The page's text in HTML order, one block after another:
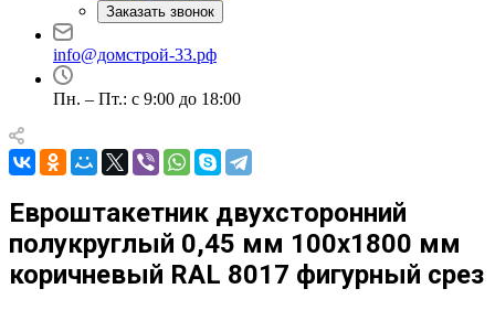
Заказать звонок
info@домстрой-33.рф
Пн. – Пт.: с 9:00 до 18:00
Евроштакетник двухсторонний
полукруглый 0,45 мм 100х1800 мм
коричневый RAL 8017 фигурный срез